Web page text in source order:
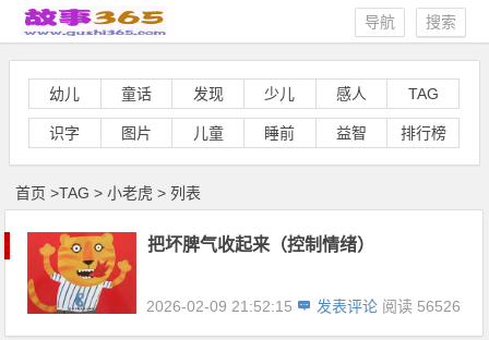
搜索
导航
幼儿 童话 发现 少儿 感人 TAG
识字 图片 儿童 睡前 益智 排行榜
首页 >TAG >小老虎 > 列表
把坏脾气收起来（控制情绪）
2026-02-09 21:52:15 发表评论 阅读 56526